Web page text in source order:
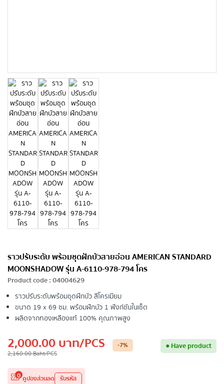
ราวปรับระดับ พร้อมชุดฝักบัวสายอ่อน AMERICAN STANDARD
MOONSHADOW รุ่น A-6110-978-794 โคร
Product code:04004629
ราวปรับระดับพร้อมชุดฝักบัว สีโครเมียม
ขนาด 19 x 69 ซม. พร้อมฝักบัว 1 ฟังก์ชันในเซ็ต
ผลิตจากทองเหลืองแท้ 100% คุณภาพสูง
2,000.00บาท/PCS
2,160.00Baht/PCS
-7% ●Have product
0 คูปองส่วนลด รับรหัส